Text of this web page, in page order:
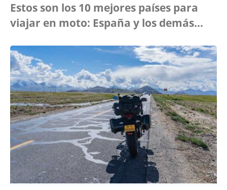
Estos son los 10 mejores países para
viajar en moto: España y los demás…